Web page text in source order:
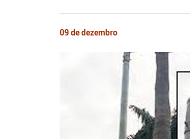
09 de dezembro